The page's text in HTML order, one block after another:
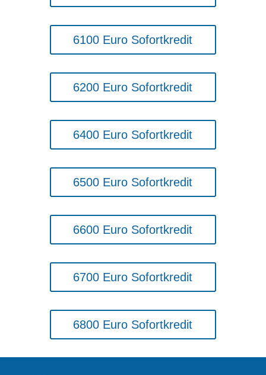
6100 Euro Sofortkredit
6200 Euro Sofortkredit
6400 Euro Sofortkredit
6500 Euro Sofortkredit
6600 Euro Sofortkredit
6700 Euro Sofortkredit
6800 Euro Sofortkredit